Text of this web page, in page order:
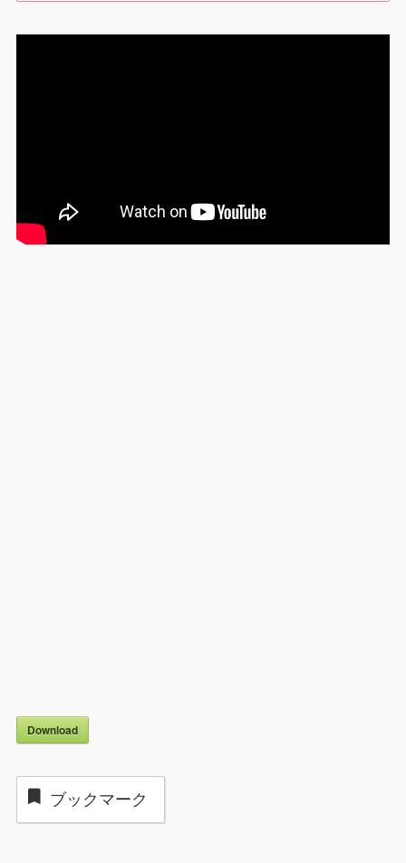
Download
ブックマーク